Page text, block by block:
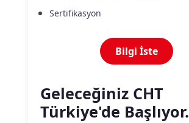
Sertifikasyon
Bilgi İste
Geleceğiniz CHT
Türkiye'de Başlıyor.